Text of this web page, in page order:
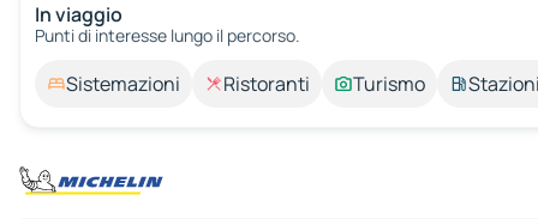
In viaggio
Punti di interesse lungo il percorso.
Sistemazioni Ristoranti Turismo